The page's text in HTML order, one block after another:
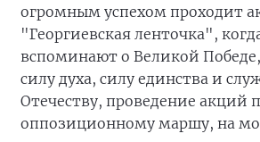
огромным успехом проходит
"Георгиевская ленточка",
вспоминают о Великой
силу духа, силу единства и
Отечеству, проведение акций
оппозиционному маршу, на